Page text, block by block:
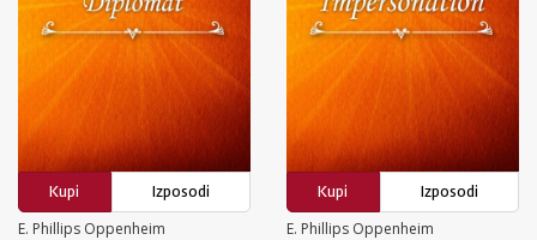
Kupi
Izposodi
E. Phillips Oppenheim
Kupi
Izposodi
E. Phillips Oppenheim